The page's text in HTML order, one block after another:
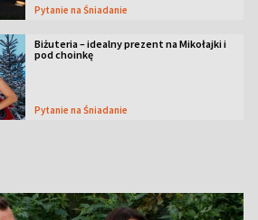
Pytanie na Śniadanie
Biżuteria – idealny prezent na Mikołajki i
pod choinkę
Pytanie na Śniadanie